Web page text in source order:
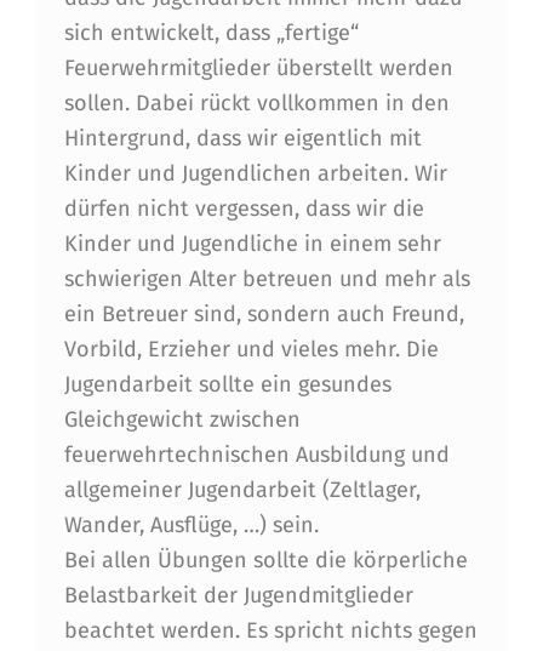
N
E
S
P
E
Z
I
A
L
E
I
N
H
E
sich entwickelt, dass „fertige“
Feuerwehrmitglieder überstellt werden
sollen. Dabei rückt vollkommen in den
Hintergrund, dass wir eigentlich mit
Kinder und Jugendlichen arbeiten. Wir
dürfen nicht vergessen, dass wir die
Kinder und Jugendliche in einem sehr
schwierigen Alter betreuen und mehr als
ein Betreuer sind, sondern auch Freund,
Vorbild, Erzieher und vieles mehr. Die
Jugendarbeit sollte ein gesundes
Gleichgewicht zwischen
feuerwehrtechnischen Ausbildung und
allgemeiner Jugendarbeit (Zeltlager,
Wander, Ausflüge, …) sein.
Bei allen Übungen sollte die körperliche
Belastbarkeit der Jugendmitglieder
beachtet werden. Es spricht nichts gegen